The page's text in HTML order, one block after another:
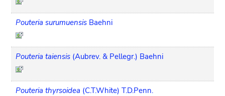
Pouteria surumuensis Baehni
Pouteria taiensis (Aubrev. & Pellegr.) Baehni
Pouteria thyrsoidea (C.T.White) T.D.Penn.